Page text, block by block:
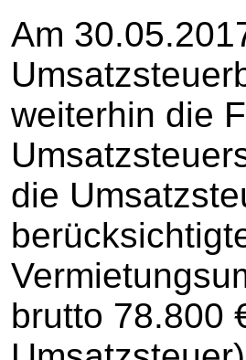
Am
weiterhin die
die
brutto 78.800